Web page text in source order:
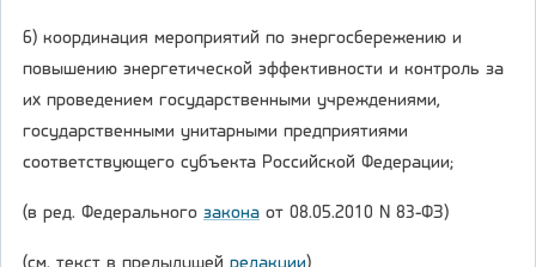
6) координация мероприятий по энергосбережению и
повышению энергетической эффективности и контроль за
их проведением государственными учреждениями,
государственными унитарными предприятиями
соответствующего субъекта Российской Федерации;
(в ред. Федерального закона от 08.05.2010 N 83-ФЗ)